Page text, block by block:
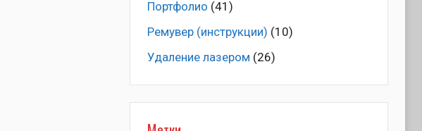
Портфолио (41)
Ремувер (инструкции) (10)
Удаление лазером (26)